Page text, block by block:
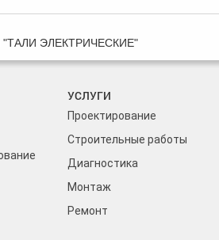
"ТАЛИ ЭЛЕКТРИЧЕСКИЕ"
УСЛУГИ
Проектирование
Строительные работы
Диагностика
Монтаж
Ремонт